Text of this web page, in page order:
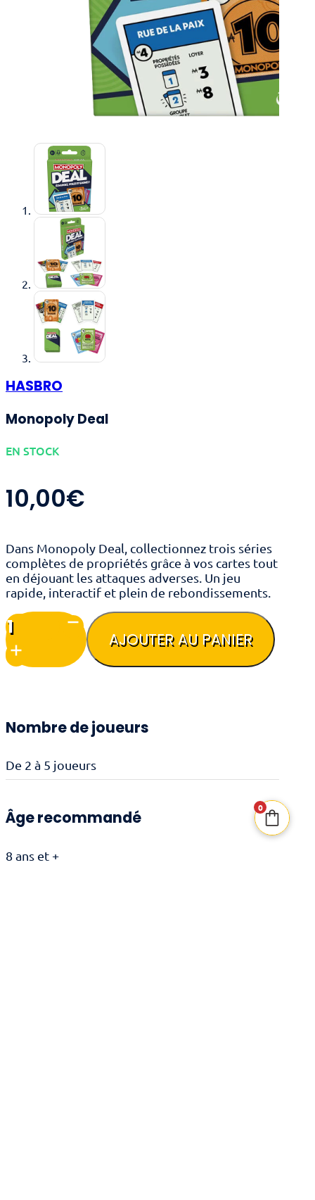
HASBRO
Monopoly Deal
EN STOCK
10,00€
Dans Monopoly Deal, collectionnez trois séries
complètes de propriétés grâce à vos cartes tout
en déjouant les attaques adverses. Un jeu
rapide, interactif et plein de rebondissements.
quantité
de
Monopoly
Deal
AJOUTER AU PANIER
Nombre de joueurs
De 2 à 5 joueurs
Âge recommandé
8 ans et +
0